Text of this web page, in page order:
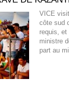
VICE
côte sud
requis, et
ministre
part au